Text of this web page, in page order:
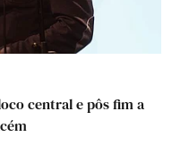
central e pôs fim a